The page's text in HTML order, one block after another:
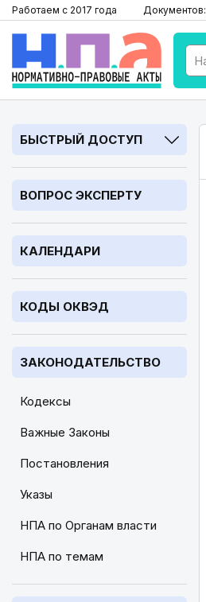
Работаем с 2017 года Документов:
БЫСТРЫЙ ДОСТУП
ВОПРОС ЭКСПЕРТУ
КАЛЕНДАРИ
КОДЫ ОКВЭД
ЗАКОНОДАТЕЛЬСТВО
Кодексы
Важные Законы
Постановления
Указы
НПА по Органам власти
НПА по темам